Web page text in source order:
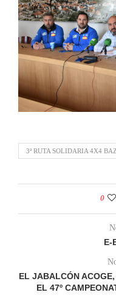
3ª RUTA SOLIDARIA 4X4
0
E-
EL JABALCÓN
EL 47º